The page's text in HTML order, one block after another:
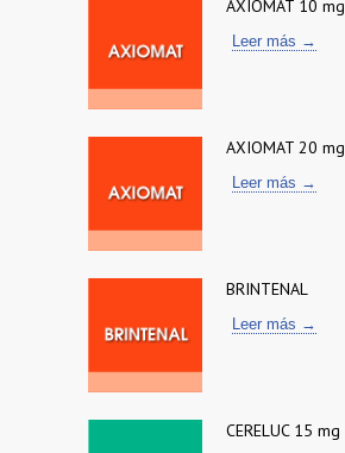
AXIOMAT 10 mg
Leer más →
AXIOMAT 20 mg
Leer más →
BRINTENAL
Leer más →
CERELUC 15 mg